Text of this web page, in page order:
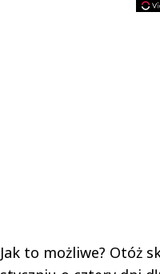
Jak to możliwe? Otóż